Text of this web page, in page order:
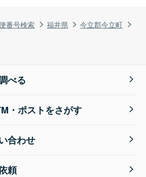
番号検索 福井県
今立郡今立町
べる
・ポストをさがす
合わせ
頼